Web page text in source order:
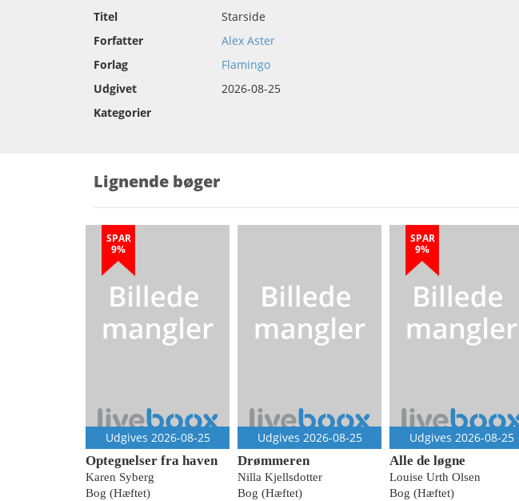
Titel
Starside
Forfatter
Alex Aster
Forlag
Flamingo
Udgivet
2026-08-25
Kategorier
Lignende bøger
SPAR
9%
Udgives 2026-08-25
Optegnelser fra haven
Karen Syberg
Bog (Hæftet)
Udgives 2026-08-25
Drømmeren
Nilla Kjellsdotter
Bog (Hæftet)
SPAR
9%
Udgives 2026-08-25
Alle de løgne
Louise Urth Olsen
Bog (Hæftet)